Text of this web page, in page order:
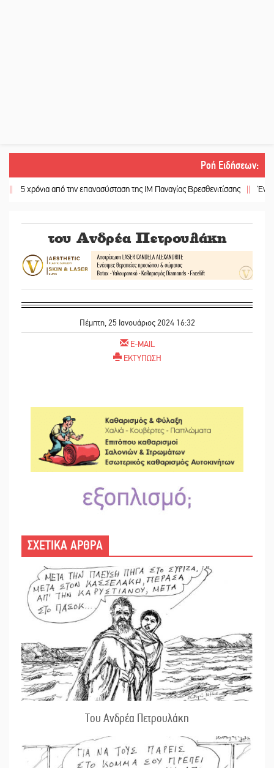
Ροή Ειδήσεων:
από την επανασύσταση της ΙΜ Παναγίας Βρεσθενιτίσσης || Ένα
του Ανδρέα Πετρουλάκη
Πέμπτη, 25 Ιανουάριος 2024 16:32
E-MAIL
ΕΚΤΥΠΩΣΗ
ΣΧΕΤΙΚΑ ΑΡΘΡΑ
Του Ανδρέα Πετρουλάκη